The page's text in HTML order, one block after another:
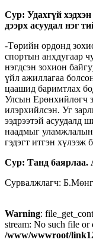
Сур: Удахгүй
дээрх асуудал нэг
-Төрийн ордонд
спортын анхдугаар
нэгдсэн зохион
үйл ажиллагаа
цаашид баримтлах
Улсын Ерөнхийлөгч
илэрхийлсэн. Уг
ээдрээтэй асуудалд
наадмыг уламжлалын
гэдэгт итгэн хүлээж
Сур: Танд баярлаа.
Сурвалжлагч:
Warning:
stream: No such file or
/www/wwwroot/